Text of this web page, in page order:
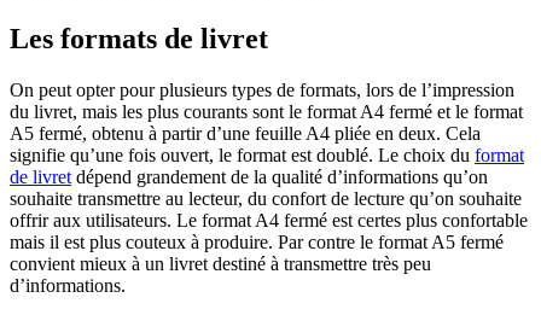
Les formats de livret
On peut opter pour plusieurs types de formats, lors de l’impression
du livret, mais les plus courants sont le format A4 fermé et le format
A5 fermé, obtenu à partir d’une feuille A4 pliée en deux. Cela
signifie qu’une fois ouvert, le format est doublé. Le choix du format
de livret dépend grandement de la qualité d’informations qu’on
souhaite transmettre au lecteur, du confort de lecture qu’on souhaite
offrir aux utilisateurs. Le format A4 fermé est certes plus confortable
mais il est plus couteux à produire. Par contre le format A5 fermé
convient mieux à un livret destiné à transmettre très peu
d’informations.